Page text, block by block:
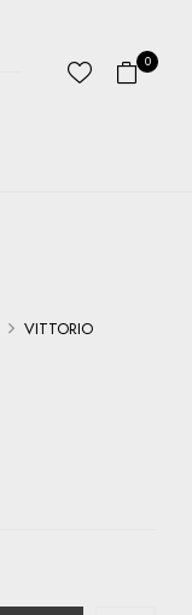
0
VITTORIO